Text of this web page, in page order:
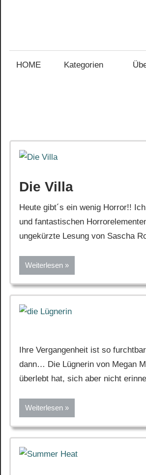
für
HOME Kategorien
Die Villa
Heute gibt´s ein wenig Horror!!
und fantastischen
ungekürzte Lesung von Sascha
Weiterlesen
Ihre Vergangenheit ist so
dann… Die Lügnerin von Megan
überlebt hat, sich aber nicht
Weiterlesen